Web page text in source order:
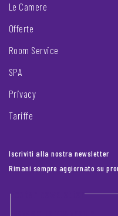
Le Camere
Offerte
Room Service
SPA
Privacy
Tariffe
Iscriviti alla nostra newsletter
Rimani sempre aggiornato su
Footer newsletter